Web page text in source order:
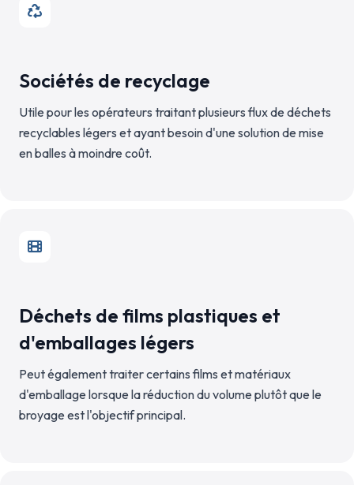
Sociétés de recyclage
Utile pour les opérateurs traitant plusieurs flux de déchets
recyclables légers et ayant besoin d'une solution de mise
en balles à moindre coût.
Déchets de films plastiques et
d'emballages légers
Peut également traiter certains films et matériaux
d'emballage lorsque la réduction du volume plutôt que le
broyage est l'objectif principal.